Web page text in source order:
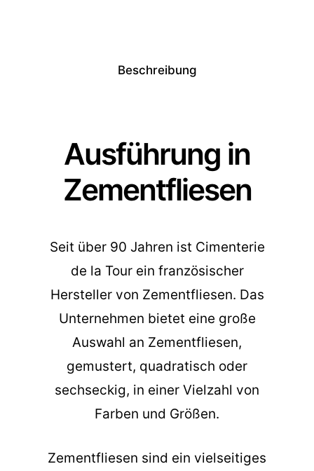
Beschreibung
Ausführung in
Zementfliesen
Seit über 90 Jahren ist Cimenterie
de la Tour ein französischer
Hersteller von Zementfliesen. Das
Unternehmen bietet eine große
Auswahl an Zementfliesen,
gemustert, quadratisch oder
sechseckig, in einer Vielzahl von
Farben und Größen.
Zementfliesen sind ein vielseitiges